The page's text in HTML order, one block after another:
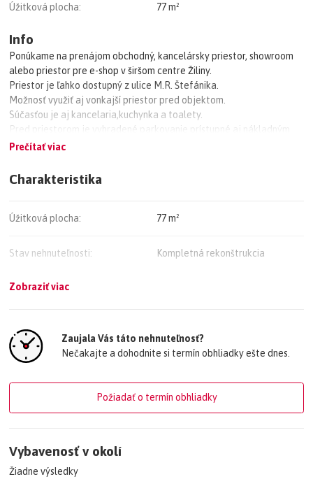
Úžitková plocha: 77 m²
Info
Ponúkame na prenájom obchodný, kancelársky priestor, showroom
alebo priestor pre e-shop v širšom centre Žiliny.
Priestor je ľahko dostupný z ulice M.R. Štefánika.
Možnosť využiť aj vonkajší priestor pred objektom.
Súčasťou je aj kancelaria,kuchynka a toalety.
Pred priestorom je vyhradené parkovanie prístupné aj nákladným
vozidlám.
V prípade potreby sú k dispozícií aj skladovacie priestory.
Prečítať viac
Charakteristika
Úžitková plocha: 77 m²
Stav nehnuteľnosti: Kompletná rekonštrukcia
Typ konštrukcie:
Energetický certifikát budovy: nie je
Zobraziť viac
Zaujala Vás táto nehnuteľnosť?
Nečakajte a dohodnite si termín obhliadky ešte dnes.
Požiadať o termín obhliadky
Vybavenosť v okolí
Žiadne výsledky